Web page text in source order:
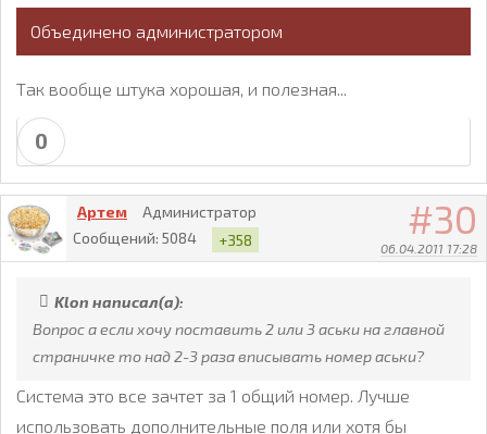
Объединено администратором
Так вообще штука хорошая, и полезная...
0
30
06.04.2011 17:28
Артем
Администратор
Сообщений: 5084 +358
Klon написал(а):
Вопрос а если хочу поставить 2 или 3 аськи на главной
страничке то над 2-3 раза вписывать номер аськи?
Система это все зачтет за 1 общий номер. Лучше
использовать дополнительные поля или хотя бы